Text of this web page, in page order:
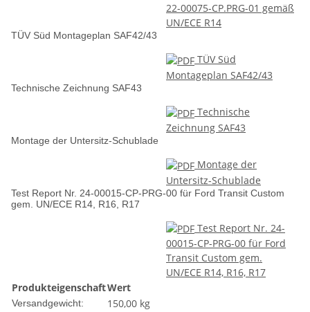
22-00075-CP.PRG-01 gemäß
UN/ECE R14
TÜV Süd Montageplan SAF42/43
TÜV Süd
Montageplan SAF42/43
Technische Zeichnung SAF43
Technische
Zeichnung SAF43
Montage der Untersitz-Schublade
Montage der
Untersitz-Schublade
Test Report Nr. 24-00015-CP-PRG-00 für Ford Transit Custom
gem. UN/ECE R14, R16, R17
Test Report Nr. 24-
00015-CP-PRG-00 für Ford
Transit Custom gem.
UN/ECE R14, R16, R17
ProdukteigenschaftWert
Versandgewicht: 150,00 kg